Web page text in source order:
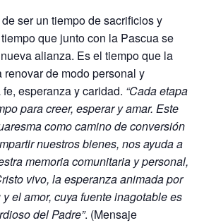
ser un tiempo de sacrificios y
que junto con la Pascua se
alianza. Es el tiempo que la
renovar de modo personal y
esperanza y caridad. “Cada etapa
para creer, esperar y amar. Este
como camino de conversión
nuestros bienes, nos ayuda a
memoria comunitaria y personal,
vivo, la esperanza animada por
el amor, cuya fuente inagotable es
del Padre”. (Mensaje